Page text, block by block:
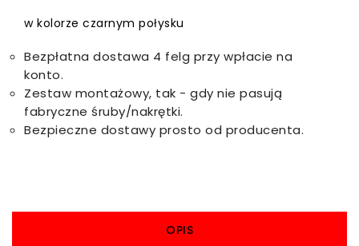
w kolorze czarnym połysku
Bezpłatna dostawa 4 felg przy wpłacie na
konto.
Zestaw montażowy, tak - gdy nie pasują
fabryczne śruby/nakrętki.
Bezpieczne dostawy prosto od producenta.
OPIS